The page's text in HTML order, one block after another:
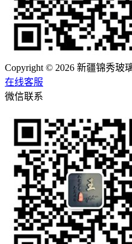
Copyright © 2026 新疆锦秀玻
在线客服
微信联系